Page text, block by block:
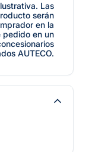
Las
serán
en la
pedido en un
AUTECO.